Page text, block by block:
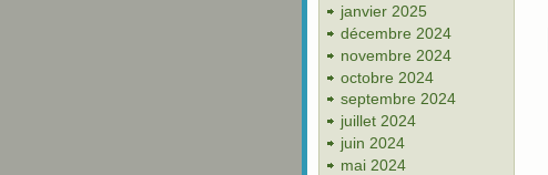
janvier 2025
décembre 2024
novembre 2024
octobre 2024
septembre 2024
juillet 2024
juin 2024
mai 2024